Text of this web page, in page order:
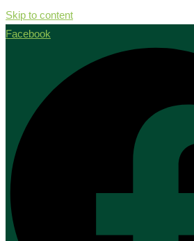
Skip to content
Facebook